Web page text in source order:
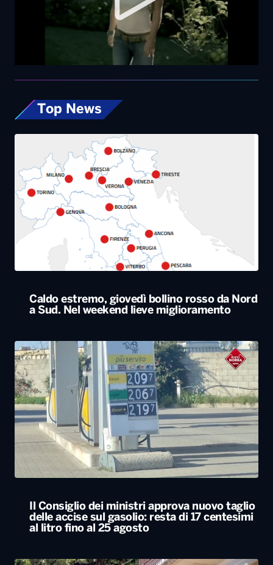
Top News
Caldo estremo, giovedì bollino rosso da Nord
a Sud. Nel weekend lieve miglioramento
Il Consiglio dei ministri approva nuovo taglio
delle accise sul gasolio: resta di 17 centesimi
al litro fino al 25 agosto